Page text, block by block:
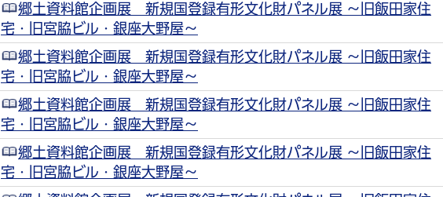
郷土資料館企画展 新規国登録有形文化財パネル展 ～旧飯田家住
宅・旧宮脇ビル・銀座大野屋～
郷土資料館企画展 新規国登録有形文化財パネル展 ～旧飯田家住
宅・旧宮脇ビル・銀座大野屋～
郷土資料館企画展 新規国登録有形文化財パネル展 ～旧飯田家住
宅・旧宮脇ビル・銀座大野屋～
郷土資料館企画展 新規国登録有形文化財パネル展 ～旧飯田家住
宅・旧宮脇ビル・銀座大野屋～